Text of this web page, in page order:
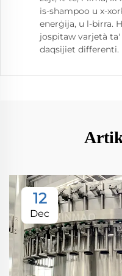
is-shampoo u x-
enerġija, u l-birra.
jospitaw varjetà
daqsijiet differenti.
12
Dec